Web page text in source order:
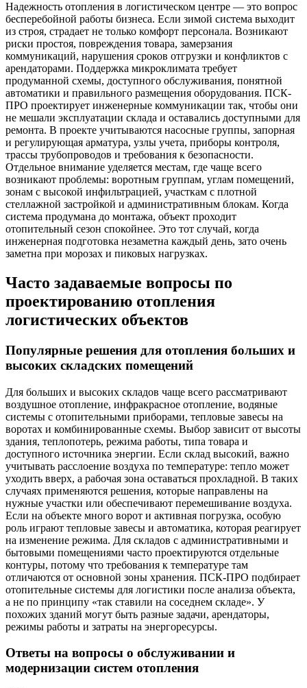
Надежность отопления в логистическом центре — это вопрос
бесперебойной работы бизнеса. Если зимой система выходит
из строя, страдает не только комфорт персонала. Возникают
риски простоя, повреждения товара, замерзания
коммуникаций, нарушения сроков отгрузки и конфликтов с
арендаторами. Поддержка микроклимата требует
продуманной схемы, доступного обслуживания, понятной
автоматики и правильного размещения оборудования. ПСК-
ПРО проектирует инженерные коммуникации так, чтобы они
не мешали эксплуатации склада и оставались доступными для
ремонта. В проекте учитываются насосные группы, запорная
и регулирующая арматура, узлы учета, приборы контроля,
трассы трубопроводов и требования к безопасности.
Отдельное внимание уделяется местам, где чаще всего
возникают проблемы: воротным группам, углам помещений,
зонам с высокой инфильтрацией, участкам с плотной
стеллажной застройкой и административным блокам. Когда
система продумана до монтажа, объект проходит
отопительный сезон спокойнее. Это тот случай, когда
инженерная подготовка незаметна каждый день, зато очень
заметна при морозах и пиковых нагрузках.
Часто задаваемые вопросы по
проектированию отопления
логистических объектов
Популярные решения для отопления больших и
высоких складских помещений
Для больших и высоких складов чаще всего рассматривают
воздушное отопление, инфракрасное отопление, водяные
системы с отопительными приборами, тепловые завесы на
воротах и комбинированные схемы. Выбор зависит от высоты
здания, теплопотерь, режима работы, типа товара и
доступного источника энергии. Если склад высокий, важно
учитывать расслоение воздуха по температуре: тепло может
уходить вверх, а рабочая зона оставаться прохладной. В таких
случаях применяются решения, которые направлены на
нужные участки или обеспечивают перемешивание воздуха.
Если на объекте много ворот и активная погрузка, особую
роль играют тепловые завесы и автоматика, которая реагирует
на изменение режима. Для складов с административными и
бытовыми помещениями часто проектируются отдельные
контуры, потому что требования к температуре там
отличаются от основной зоны хранения. ПСК-ПРО подбирает
отопительные системы для логистики после анализа объекта,
а не по принципу «так ставили на соседнем складе». У
похожих зданий могут быть разные задачи, арендаторы,
режимы работы и затраты на энергоресурсы.
Ответы на вопросы о обслуживании и
модернизации систем отопления